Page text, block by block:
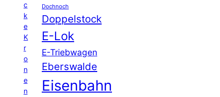
c
k
e
K
r
o
n
e
n
Dochnoch
Doppelstock
E-Lok
E-Triebwagen
Eberswalde
Eisenbahn